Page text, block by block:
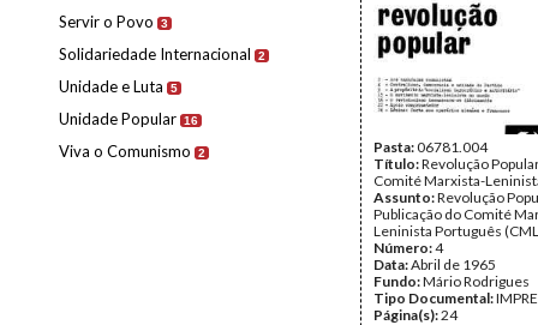
Servir o Povo 3
Solidariedade Internacional 2
Unidade e Luta 5
Unidade Popular 16
Viva o Comunismo 2 Pasta:06781.004
Título:Revolução
Comité Marxista-
Assunto:Revolução
Publicação do Comité
Leninista Português
Número:4
Data:Abril de 1965
Fundo:Mário Rodrigues
Tipo Documental:
Página(s):24